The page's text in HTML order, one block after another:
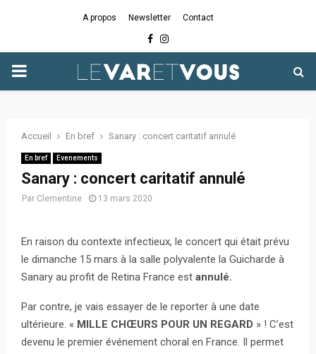
A propos Newsletter Contact
Facebook
Instagram
PRIMARY
Accueil En bref Sanary : concert caritatif annulé
En bref Evenements
Sanary : concert caritatif annulé
Par Clementine 13 mars 2020
En raison du contexte infectieux, le concert qui était prévu
le dimanche 15 mars à la salle polyvalente la Guicharde à
Sanary au profit de Retina France est annulé.
Par contre, je vais essayer de le reporter à une date
ultérieure. « MILLE CHŒURS POUR UN REGARD » ! C’est
devenu le premier événement choral en France. Il permet